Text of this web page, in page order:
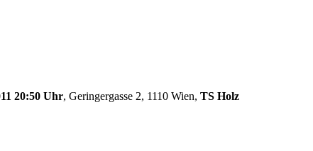
20:50 Uhr, Geringergasse 2, 1110 Wien, TS Holz